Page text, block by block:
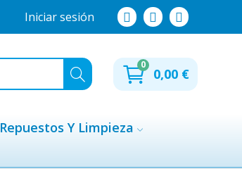
Iniciar sesión
0,00 €
0
Repuestos Y Limpieza